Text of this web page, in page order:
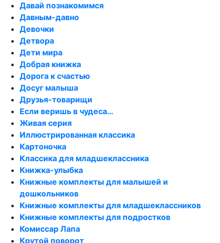
Давай познакомимся
Давным-давно
Девочки
Детвора
Дети мира
Добрая книжка
Дорога к счастью
Досуг малыша
Друзья-товарищи
Если веришь в чудеса…
Живая серия
Иллюстрированная классика
Картоночка
Классика для младшеклассника
Книжка-улыбка
Книжные комплекты для малышей и
дошкольников
Книжные комплекты для младшеклассников
Книжные комплекты для подростков
Комиссар Лапа
Крутой поворот